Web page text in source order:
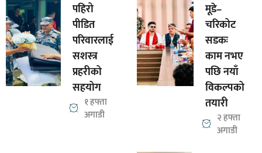
पहिरो
पीडित
परिवारलाई
सशस्त्र
प्रहरीको
सहयोग
१ हफ्ता
अगाडी
मूडे–
चरिकोट
सडकः
काम नभए
पछि नयाँ
विकल्पको
तयारी
२ हफ्ता
अगाडी